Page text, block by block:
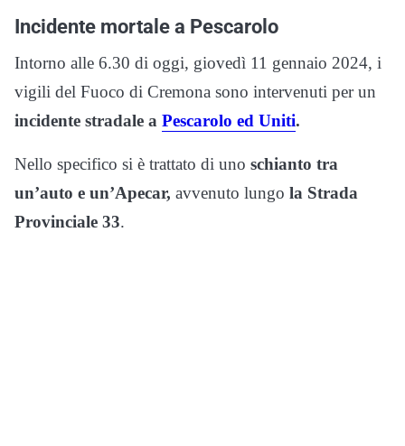
Incidente mortale a Pescarolo
Intorno alle 6.30 di oggi, giovedì 11 gennaio 2024, i
vigili del Fuoco di Cremona sono intervenuti per un
incidente stradale a Pescarolo ed Uniti.
Nello specifico si è trattato di uno schianto tra
un’auto e un’Apecar, avvenuto lungo la Strada
Provinciale 33.